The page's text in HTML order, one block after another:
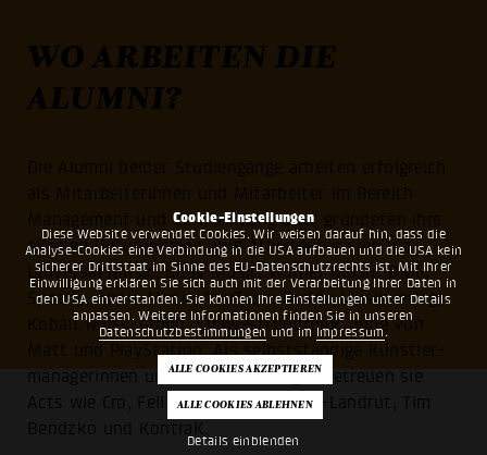
Cookie-Einstellungen
Diese Website verwendet Cookies. Wir weisen darauf hin, dass die
Analyse-Cookies eine Verbindung in die USA aufbauen und die USA kein
sicherer Drittstaat im Sinne des EU-Datenschutzrechts ist. Mit Ihrer
Einwilligung erklären Sie sich auch mit der Verarbeitung Ihrer Daten in
den USA einverstanden. Sie können Ihre Einstellungen unter Details
anpassen. Weitere Informationen finden Sie in unseren
Datenschutzbestimmungen und im Impressum.
Details einblenden
WO ARBEITEN DIE
ALUMNI?
Die Alumni beider Studiengänge arbeiten erfolgreich
als Mitarbeiterinnen und Mitarbeiter im Bereich
Management und Vermarktung oder gründeten ihre
eigenen Unternehmen. Ihre Arbeitgeber sind u.a.
Universal Music, Sony Music, Warner Music, BMG,
Spotify, Apple Music, YouTube, Budde Musikverlag,
Kobalt Music Group, Südwestrundfunk, Jung von
Matt und PlayStation. Als selbstständige Künstler­
managerinnen und Künstlermanager betreuen sie
Acts wie Cro, Felix Jähn, Lena Meyer-Landrut, Tim
Bendzko und KontraK.